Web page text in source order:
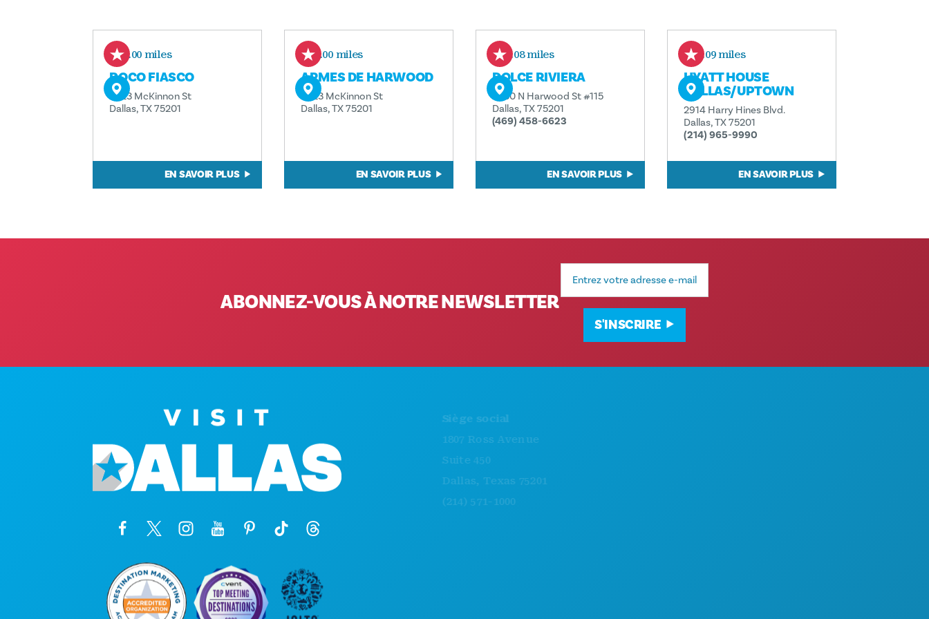
0.00 miles
POCO FIASCO
2823 McKinnon St
Dallas, TX 75201
EN SAVOIR PLUS
0.00 miles
ARMES DE HARWOOD
2823 McKinnon St
Dallas, TX 75201
EN SAVOIR PLUS
0.08 miles
DOLCE RIVIERA
2950 N Harwood St #115
Dallas, TX 75201
(469) 458-6623
EN SAVOIR PLUS
0.09 miles
HYATT HOUSE
DALLAS/UPTOWN
2914 Harry Hines Blvd.
Dallas, TX 75201
(214) 965-9990
EN SAVOIR PLUS
ABONNEZ-VOUS À NOTRE NEWSLETTER
Adresse
S'INSCRIRE
Siège social
1807 Ross Avenue
Suite 450
Dallas, Texas 75201
(214) 571-1000
DÉCOUVRIR